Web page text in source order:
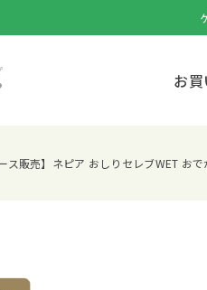
お
ース販売】ネピア おしりセレブWET お